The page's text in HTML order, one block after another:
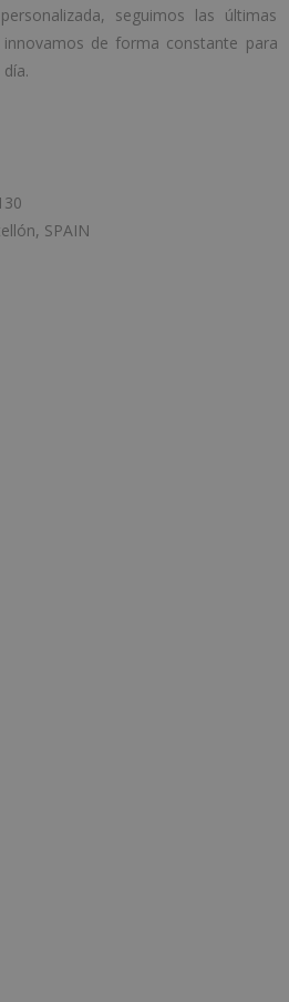
seguimos las últimas
de forma constante para
SPAIN